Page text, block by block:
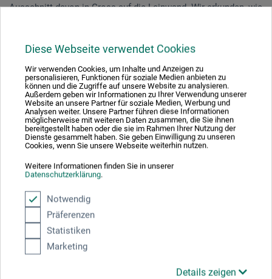
Diese Webseite verwendet Cookies
Wir verwenden Cookies, um Inhalte und Anzeigen zu
personalisieren, Funktionen für soziale Medien anbieten zu
können und die Zugriffe auf unsere Website zu analysieren.
Außerdem geben wir Informationen zu Ihrer Verwendung unserer
Website an unsere Partner für soziale Medien, Werbung und
Analysen weiter. Unsere Partner führen diese Informationen
möglicherweise mit weiteren Daten zusammen, die Sie ihnen
bereitgestellt haben oder die sie im Rahmen Ihrer Nutzung der
Dienste gesammelt haben. Sie geben Einwilligung zu unseren
Cookies, wenn Sie unsere Webseite weiterhin nutzen.
Weitere Informationen finden Sie in unserer
Datenschutzerklärung.
Notwendig
Präferenzen
Statistiken
Marketing
Details zeigen
Ausschnitt davon in Gross auf die Leinwand. Wir erkunden, wie
wir in schichtweise aufgetragener Acrylfarbe auf und setzen
Akzente mit Pastell- oder Ölkreiden.
Das Zeichnen nach Modell schult den Sinn für die
Proportionen, die Farbigkeit haucht dem Bild Leben ein und
unterstützt die Komposition. Der Kurs richtet sich an
Kunstschaffende mit und ohne Erfahrung im Aktzeichnen.
Münchwilen | 3 Tage 18.08.-20.08.2022
Larissa-Katharina Frei-Hutter
Studium der Kunstgeschichte | Schule für Gestaltung in
Düsseldorf | Weiterbildungen im Aktzeichnen an der HdkZ und
im Farbdesign | zahlreiche Ausstellungen